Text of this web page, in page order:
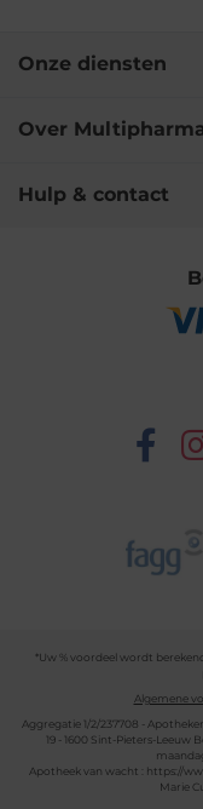
Onze diensten
Over
Hulp & contact
*Uw % voordeel wordt
Algemene
Aggregatie 1/2/237708 - Apotheker
19 - 1600 Sint-Pieters-Leeuw
Apotheek van wacht :
https://
Marie